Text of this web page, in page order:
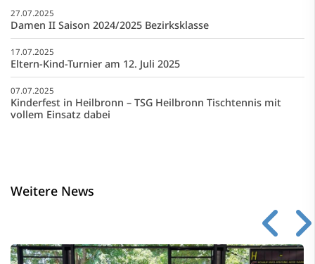
27.07.2025
Damen II Saison 2024/2025 Bezirksklasse
17.07.2025
Eltern-Kind-Turnier am 12. Juli 2025
07.07.2025
Kinderfest in Heilbronn – TSG Heilbronn Tischtennis mit
vollem Einsatz dabei
Weitere News